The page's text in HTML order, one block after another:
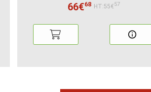
66€68 HT:55€57